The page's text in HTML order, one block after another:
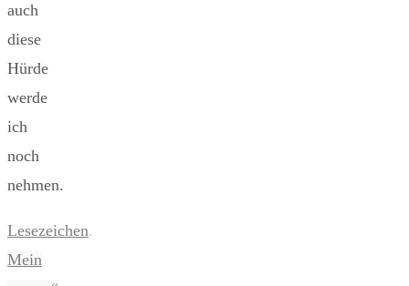
auch
diese
Hürde
werde
ich
noch
nehmen.
Lesezeichen.
Mein